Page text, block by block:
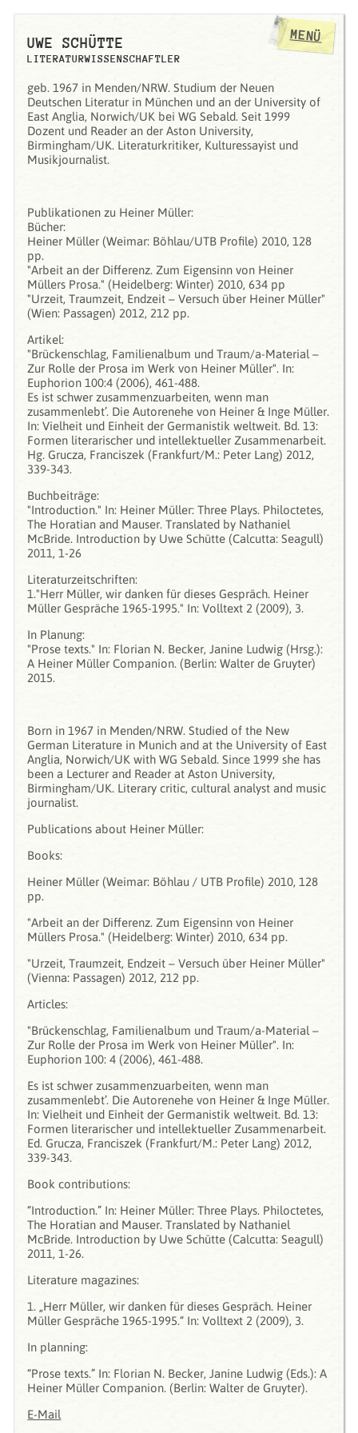
UWE SCHÜTTE
LITERATURWISSENSCHAFTLER
geb. 1967 in Menden/NRW. Studium der Neuen
Deutschen Literatur in München und an der University of
East Anglia, Norwich/UK bei WG Sebald. Seit 1999
Dozent und Reader an der Aston University,
Birmingham/UK. Literaturkritiker, Kulturessayist und
Musikjournalist.
Publikationen zu Heiner Müller:
Bücher:
Heiner Müller (Weimar: Böhlau/UTB Profile) 2010, 128
pp.
"Arbeit an der Differenz. Zum Eigensinn von Heiner
Müllers Prosa." (Heidelberg: Winter) 2010, 634 pp
"Urzeit, Traumzeit, Endzeit – Versuch über Heiner Müller"
(Wien: Passagen) 2012, 212 pp.
Artikel:
"Brückenschlag, Familienalbum und Traum/a-Material –
Zur Rolle der Prosa im Werk von Heiner Müller". In:
Euphorion 100:4 (2006), 461-488.
Es ist schwer zusammenzuarbeiten, wenn man
zusammenlebt’. Die Autorenehe von Heiner & Inge Müller.
In: Vielheit und Einheit der Germanistik weltweit. Bd. 13:
Formen literarischer und intellektueller Zusammenarbeit.
Hg. Grucza, Franciszek (Frankfurt/M.: Peter Lang) 2012,
339-343.
Buchbeiträge:
"Introduction." In: Heiner Müller: Three Plays. Philoctetes,
The Horatian and Mauser. Translated by Nathaniel
McBride. Introduction by Uwe Schütte (Calcutta: Seagull)
2011, 1-26
Literaturzeitschriften:
1."Herr Müller, wir danken für dieses Gespräch. Heiner
Müller Gespräche 1965-1995." In: Volltext 2 (2009), 3.
In Planung:
"Prose texts." In: Florian N. Becker, Janine Ludwig (Hrsg.):
A Heiner Müller Companion. (Berlin: Walter de Gruyter)
2015.
Born in 1967 in Menden/NRW. Studied of the New
German Literature in Munich and at the University of East
Anglia, Norwich/UK with WG Sebald. Since 1999 she has
been a Lecturer and Reader at Aston University,
Birmingham/UK. Literary critic, cultural analyst and music
journalist.
Publications about Heiner Müller:
Books:
Heiner Müller (Weimar: Böhlau / UTB Profile) 2010, 128
pp.
"Arbeit an der Differenz. Zum Eigensinn von Heiner
Müllers Prosa." (Heidelberg: Winter) 2010, 634 pp.
"Urzeit, Traumzeit, Endzeit – Versuch über Heiner Müller"
(Vienna: Passagen) 2012, 212 pp.
Articles:
"Brückenschlag, Familienalbum und Traum/a-Material –
Zur Rolle der Prosa im Werk von Heiner Müller". In:
Euphorion 100: 4 (2006), 461-488.
Es ist schwer zusammenzuarbeiten, wenn man
zusammenlebt’. Die Autorenehe von Heiner & Inge Müller.
In: Vielheit und Einheit der Germanistik weltweit. Bd. 13:
Formen literarischer und intellektueller Zusammenarbeit.
Ed. Grucza, Franciszek (Frankfurt/M.: Peter Lang) 2012,
339-343.
Book contributions:
“Introduction.” In: Heiner Müller: Three Plays. Philoctetes,
The Horatian and Mauser. Translated by Nathaniel
McBride. Introduction by Uwe Schütte (Calcutta: Seagull)
2011, 1-26.
Literature magazines:
1. „Herr Müller, wir danken für dieses Gespräch. Heiner
Müller Gespräche 1965-1995.“ In: Volltext 2 (2009), 3.
In planning:
“Prose texts.” In: Florian N. Becker, Janine Ludwig (Eds.): A
Heiner Müller Companion. (Berlin: Walter de Gruyter).
E-Mail
MENÜ